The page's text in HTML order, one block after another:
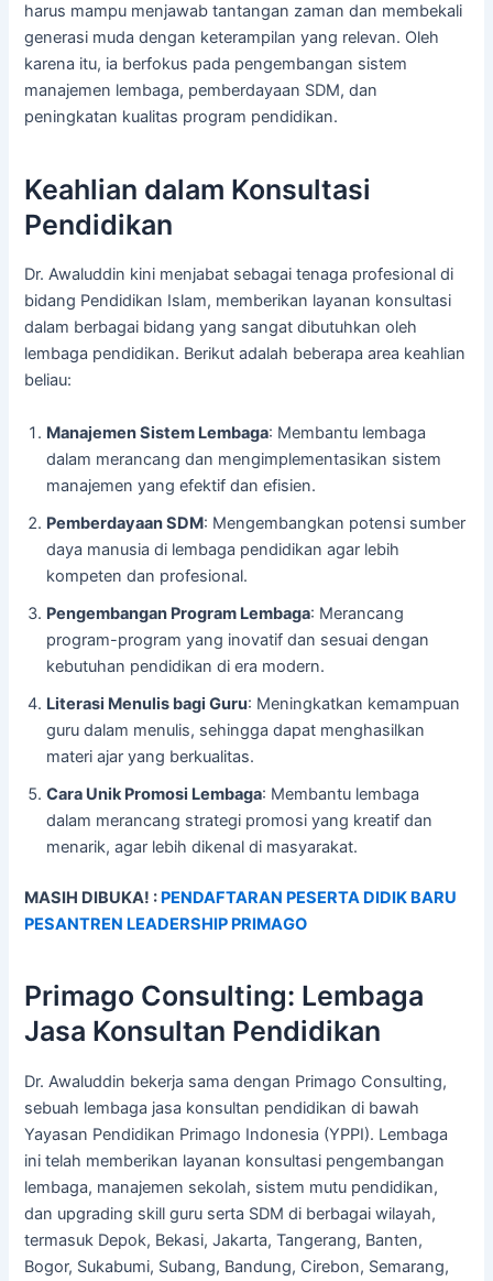
harus mampu menjawab tantangan zaman dan membekali
generasi muda dengan keterampilan yang relevan. Oleh
karena itu, ia berfokus pada pengembangan sistem
manajemen lembaga, pemberdayaan SDM, dan
peningkatan kualitas program pendidikan.
Keahlian dalam Konsultasi
Pendidikan
Dr. Awaluddin kini menjabat sebagai tenaga profesional di
bidang Pendidikan Islam, memberikan layanan konsultasi
dalam berbagai bidang yang sangat dibutuhkan oleh
lembaga pendidikan. Berikut adalah beberapa area keahlian
beliau:
Manajemen Sistem Lembaga: Membantu lembaga
dalam merancang dan mengimplementasikan sistem
manajemen yang efektif dan efisien.
Pemberdayaan SDM: Mengembangkan potensi sumber
daya manusia di lembaga pendidikan agar lebih
kompeten dan profesional.
Pengembangan Program Lembaga: Merancang
program-program yang inovatif dan sesuai dengan
kebutuhan pendidikan di era modern.
Literasi Menulis bagi Guru: Meningkatkan kemampuan
guru dalam menulis, sehingga dapat menghasilkan
materi ajar yang berkualitas.
Cara Unik Promosi Lembaga: Membantu lembaga
dalam merancang strategi promosi yang kreatif dan
menarik, agar lebih dikenal di masyarakat.
MASIH DIBUKA! : PENDAFTARAN PESERTA DIDIK BARU
PESANTREN LEADERSHIP PRIMAGO
Primago Consulting: Lembaga
Jasa Konsultan Pendidikan
Dr. Awaluddin bekerja sama dengan Primago Consulting,
sebuah lembaga jasa konsultan pendidikan di bawah
Yayasan Pendidikan Primago Indonesia (YPPI). Lembaga
ini telah memberikan layanan konsultasi pengembangan
lembaga, manajemen sekolah, sistem mutu pendidikan,
dan upgrading skill guru serta SDM di berbagai wilayah,
termasuk Depok, Bekasi, Jakarta, Tangerang, Banten,
Bogor, Sukabumi, Subang, Bandung, Cirebon, Semarang,